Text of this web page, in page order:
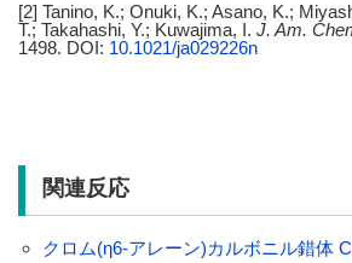
[2] Tanino, K.; Onuki, K.; Asano, K.;
T.; Takahashi, Y.; Kuwajima, I. J. Am.
1498. DOI: 10.1021/ja029226n
関連反応
クロム(η6-アレーン)カルボニル錯体